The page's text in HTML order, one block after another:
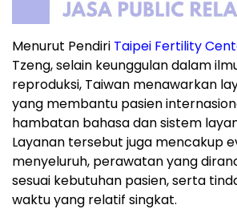
Menurut Pendiri Taipei Fertility
Tzeng, selain keunggulan dalam
reproduksi, Taiwan menawarkan
yang membantu pasien
hambatan bahasa dan sistem
Layanan tersebut juga mencakup
menyeluruh, perawatan yang
sesuai kebutuhan pasien, serta
waktu yang relatif singkat.